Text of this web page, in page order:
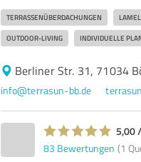
TERRASSENÜBERDACHUNGEN
OUTDOOR-LIVING INDIVIDUELLE
Berliner Str. 31, 71034
info@terrasun-bb.de
5,00
83 Bewertungen (1